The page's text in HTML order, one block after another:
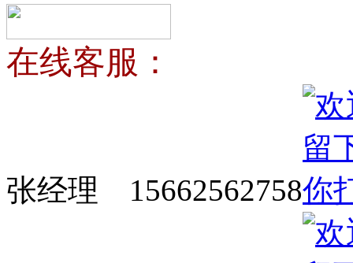
在线客服：
张经理 15662562758